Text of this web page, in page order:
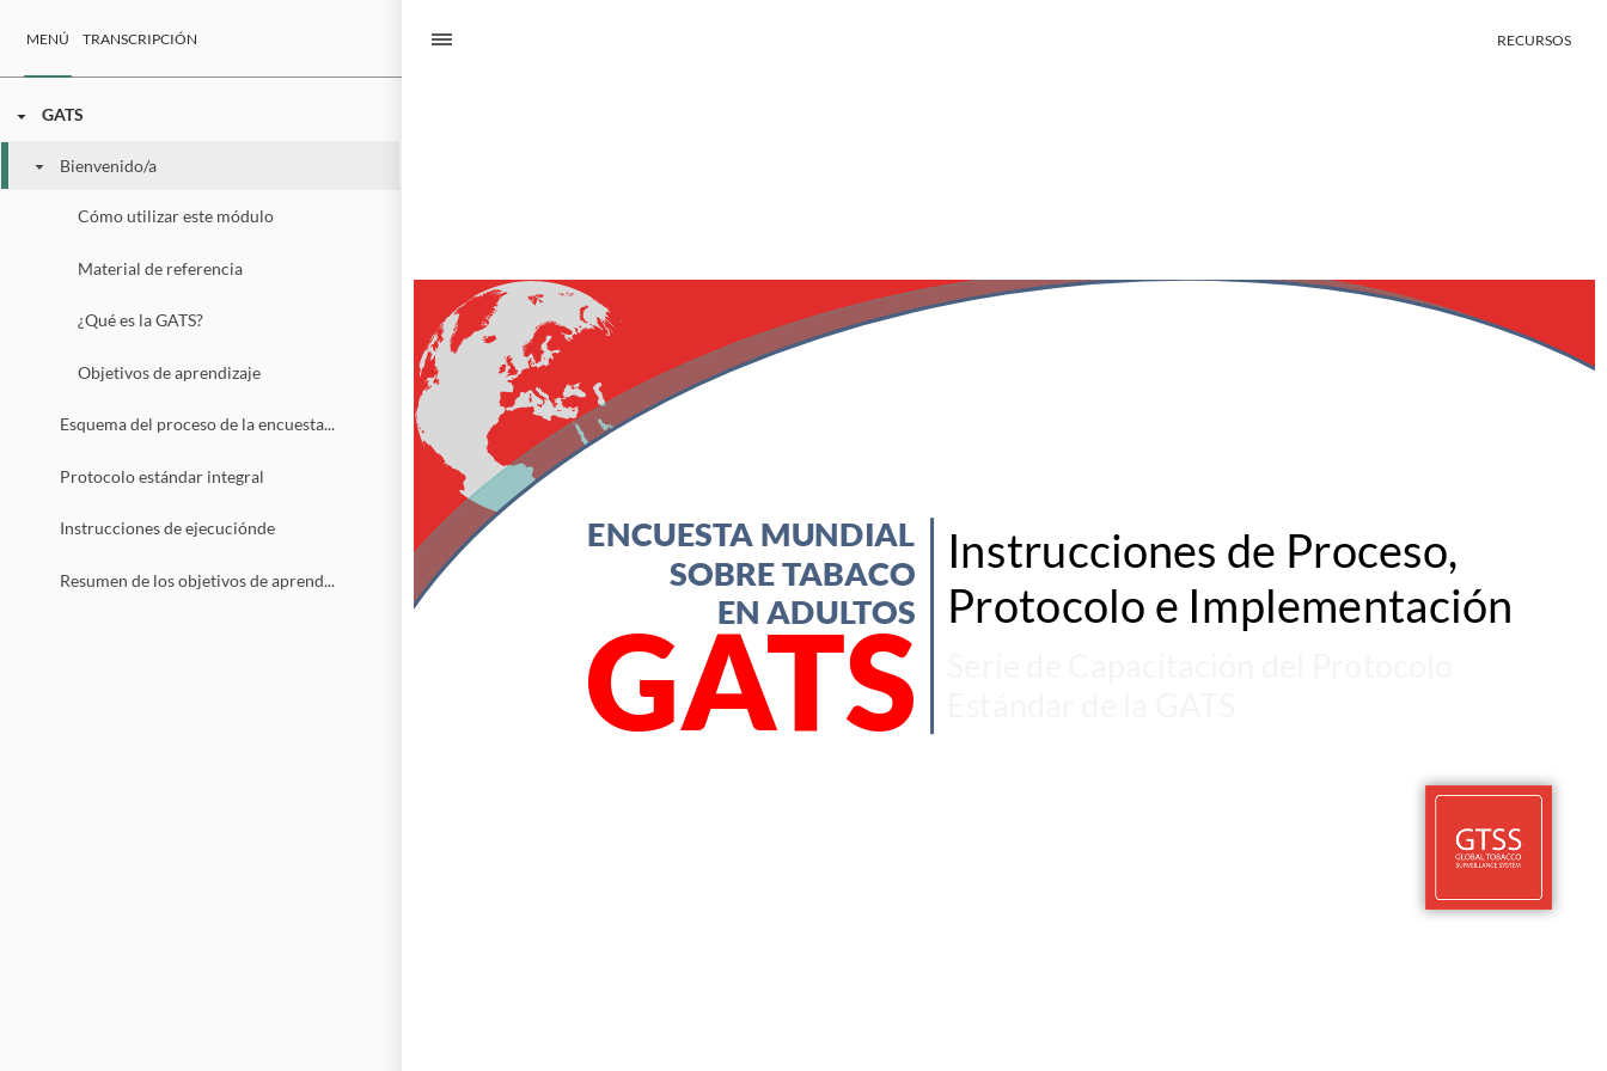
ENCUESTA MUNDIAL
SOBRE TABACO
EN ADULTOS
Instrucciones de Proceso,
Protocolo e Implementación
GATS
ENCUESTA MUNDIAL
EN ADULTOS
GATS
Protocolo e Implementación
MENÚ TRANSCRIPCIÓN
GATS
Bienvenido/a
Cómo utilizar este módulo
Material de referencia
¿Qué es la GATS?
Objetivos de aprendizaje
Esquema del proceso de la encuesta GATS
Protocolo estándar integral
Instrucciones de ejecuciónde
Resumen de los objetivos de aprendizaje
RECURSOS